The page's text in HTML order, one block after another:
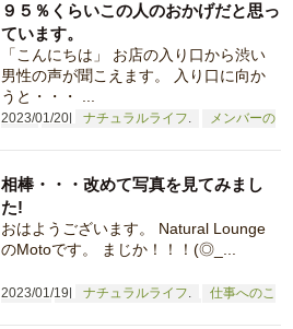
2023/01/20 ナチュラルライフ
メンバーの
９５％くらいこの人のおかげだと思っ
ています。
「こんにちは」 お店の入り口から渋い
男性の声が聞こえます。 入り口に向か
うと・・・ ...
2023/01/19 ナチュラルライフ
仕事へのこ
相棒・・・改めて写真を見てみまし
た!
おはようございます。 Natural Lounge
のMotoです。 まじか！！！(◎_...